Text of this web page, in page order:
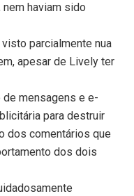
haviam sido
parcialmente nua
apesar de Lively ter
mensagens e e-
para destruir
dos comentários que
dos dois